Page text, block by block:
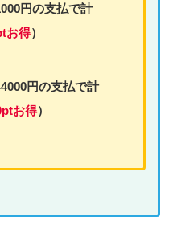
円の支払で計
お得）
円の支払で計
お得）